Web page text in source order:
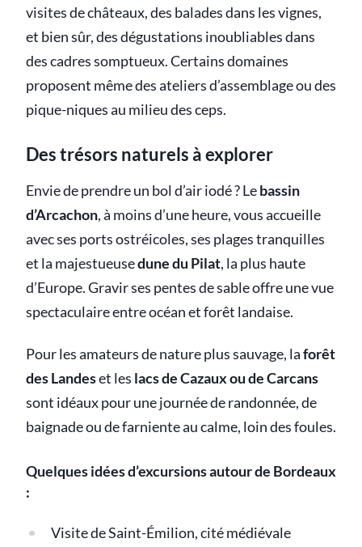
visites de châteaux, des balades dans les vignes,
et bien sûr, des dégustations inoubliables dans
des cadres somptueux. Certains domaines
proposent même des ateliers d’assemblage ou des
pique-niques au milieu des ceps.
Des trésors naturels à explorer
Envie de prendre un bol d’air iodé ? Lebassin
d’Arcachon, à moins d’une heure, vous accueille
avec ses ports ostréicoles, ses plages tranquilles
et la majestueusedune du Pilat, la plus haute
d’Europe. Gravir ses pentes de sable offre une vue
spectaculaire entre océan et forêt landaise.
Pour les amateurs de nature plus sauvage, laforêt
des Landeset les lacs de Cazaux ou de Carcans
sont idéaux pour une journée de randonnée, de
baignade ou de farniente au calme, loin des foules.
Quelques idées d’excursions autour de Bordeaux
:
Visite de Saint-Émilion, cité médiévale